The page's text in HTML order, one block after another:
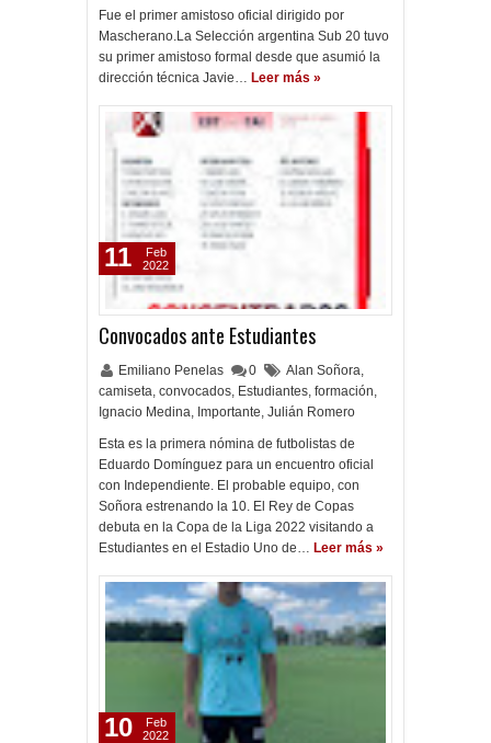
Fue el primer amistoso oficial dirigido por
Mascherano.La Selección argentina Sub 20 tuvo
su primer amistoso formal desde que asumió la
dirección técnica Javie… Leer más »
Convocados ante Estudiantes
Emiliano Penelas 0 Alan Soñora,
camiseta, convocados, Estudiantes, formación,
Ignacio Medina, Importante, Julián Romero
Esta es la primera nómina de futbolistas de
Eduardo Domínguez para un encuentro oficial
con Independiente. El probable equipo, con
Soñora estrenando la 10. El Rey de Copas
debuta en la Copa de la Liga 2022 visitando a
Estudiantes en el Estadio Uno de… Leer más »
11
Feb
2022
10
Feb
2022